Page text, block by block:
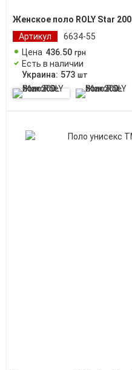
Женское поло ROLY Star 200
Артикул
6634-55
Цена 436.50 грн
Есть в наличии
Украина: 573 шт